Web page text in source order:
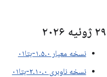
۲۹ ژوئیه ۲۰۲۶
نسخه معیار ۱.۵.۰-بتا۰۱
نسخه ناوبری ۲.۱۰.۰-بتا۰۱